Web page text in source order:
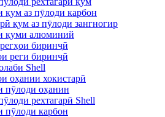
қум аз пӯлоди карбон
қум аз пӯлоди зангногир
қуми алюминий
биринҷӣ
реги биринҷӣ
Shell
оҳании хокистарӣ
пӯлоди оҳанин
рехтагарӣ Shell
пӯлоди карбон